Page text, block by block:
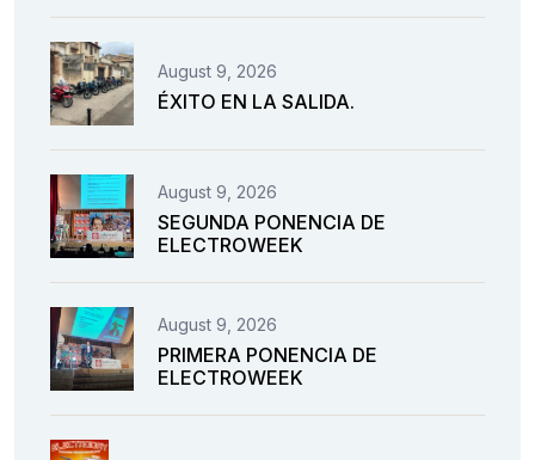
August 9, 2026
ÉXITO EN LA SALIDA.
August 9, 2026
SEGUNDA PONENCIA DE
ELECTROWEEK
August 9, 2026
PRIMERA PONENCIA DE
ELECTROWEEK